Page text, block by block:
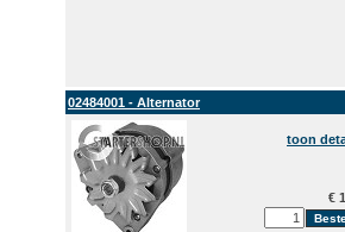
02484001 - Alternator
toon
€